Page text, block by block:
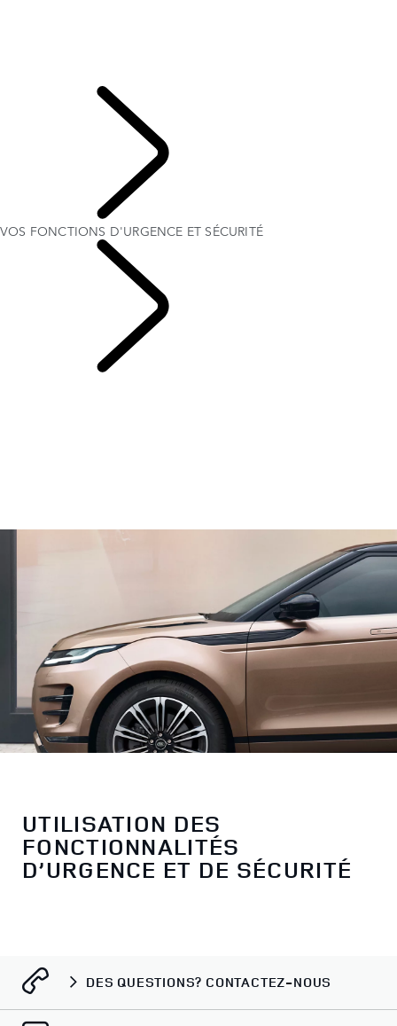
VOS FONCTIONS D'URGENCE ET SÉCURITÉ
UTILISATION DES
FONCTIONNALITÉS
D’URGENCE ET DE SÉCURITÉ
DES QUESTIONS? CONTACTEZ-NOUS